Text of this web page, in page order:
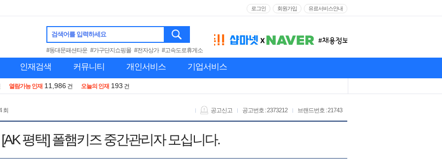
로그인 회원가입 유료서비스안내
검색어를 입력하세요
#동대문패션타운 #가구단지쇼핑몰 #전자상가 #고속도로휴게소
인재검색 커뮤니티 개인서비스 기업서비스
열람가능 인재 11,986 건 오늘의 인재 193 건
회 브랜드번호 : 21743
공고번호 : 2373212
공고신고
[AK 평택] 폴햄키즈 중간관리자 모십니다.